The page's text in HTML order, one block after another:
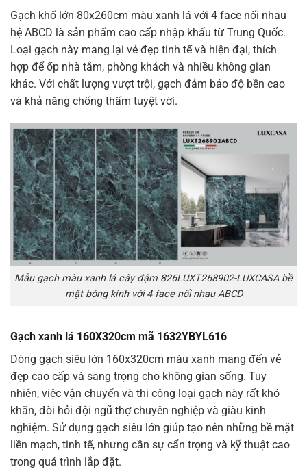
Gạch khổ lớn 80x260cm màu xanh lá với 4 face nối nhau
hệ ABCD là sản phẩm cao cấp nhập khẩu từ Trung Quốc.
Loại gạch này mang lại vẻ đẹp tinh tế và hiện đại, thích
hợp để ốp nhà tắm, phòng khách và nhiều không gian
khác. Với chất lượng vượt trội, gạch đảm bảo độ bền cao
và khả năng chống thấm tuyệt vời.
Mẫu gạch màu xanh lá cây đậm 826LUXT268902-LUXCASA bề
mặt bóng kính với 4 face nối nhau ABCD
Gạch xanh lá 160X320cm mã 1632YBYL616
Dòng gạch siêu lớn 160x320cm màu xanh mang đến vẻ
đẹp cao cấp và sang trọng cho không gian sống. Tuy
nhiên, việc vận chuyển và thi công loại gạch này rất khó
khăn, đòi hỏi đội ngũ thợ chuyên nghiệp và giàu kinh
nghiệm. Sử dụng gạch siêu lớn giúp tạo nên những bề mặt
liền mạch, tinh tế, nhưng cần sự cẩn trọng và kỹ thuật cao
trong quá trình lắp đặt.